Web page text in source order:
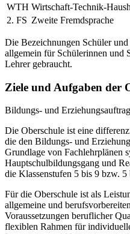
WTH Wirtschaft-Technik-
2. FS Zweite Fremdsprache
Die Bezeichnungen Schüler
allgemein für Schülerinnen und
Lehrer gebraucht.
Ziele und Aufgaben der
Bildungs- und Erziehungsauftrag
Die Oberschule ist eine
die den Bildungs- und
Grundlage von Fachlehrplänen
Hauptschulbildungsgang und
die Klassenstufen 5 bis 9 bzw. 5
Für die Oberschule ist als
allgemeine und
Voraussetzungen beruflicher
flexiblen Rahmen für